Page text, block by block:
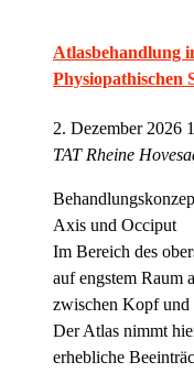
Atlasbehandlung
Physiopathischen
2. Dezember 2026
TAT Rheine
Axis und Occiput
Im Bereich des
auf engstem Raum
zwischen Kopf und
Der Atlas nimmt
erhebliche